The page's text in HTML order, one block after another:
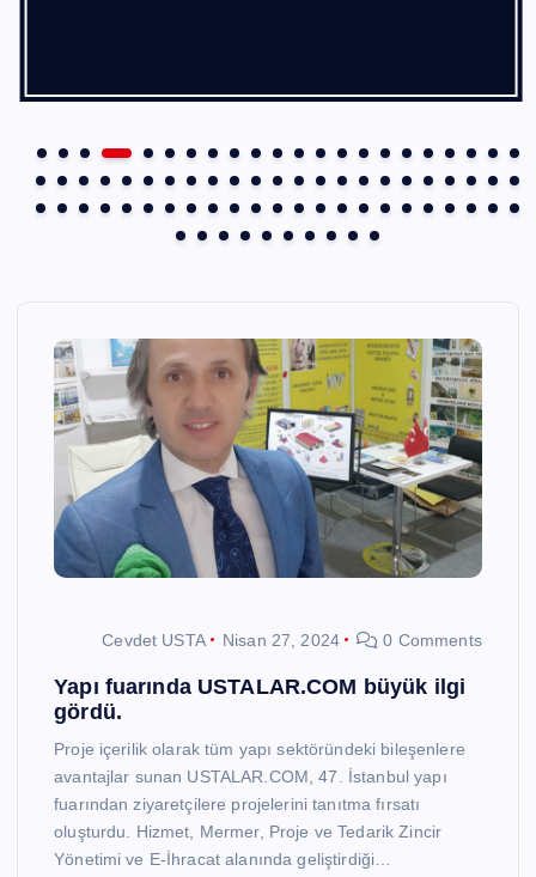
Cevdet USTA Nisan 27, 2024 0 Comments
Yapı fuarında USTALAR.COM büyük ilgi
gördü.
Proje içerilik olarak tüm yapı sektöründeki bileşenlere
avantajlar sunan USTALAR.COM, 47. İstanbul yapı
fuarından ziyaretçilere projelerini tanıtma fırsatı
oluşturdu. Hizmet, Mermer, Proje ve Tedarik Zincir
Yönetimi ve E-İhracat alanında geliştirdiği…